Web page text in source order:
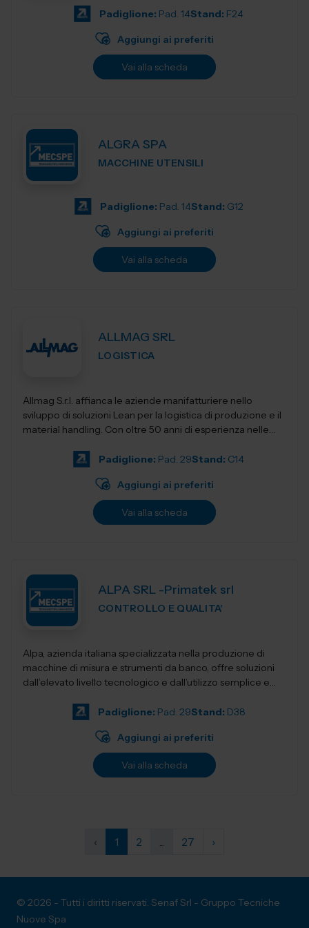
Padiglione: Pad. 14Stand: F24
Aggiungi ai preferiti
Vai alla scheda
ALGRA SPA
MACCHINE UTENSILI
Padiglione: Pad. 14Stand: G12
Aggiungi ai preferiti
Vai alla scheda
ALLMAG SRL
LOGISTICA
Allmag S.r.l. affianca le aziende manifatturiere nello
sviluppo di soluzioni Lean per la logistica di produzione e il
material handling. Con oltre 50 anni di esperienza nelle
Padiglione: Pad. 29Stand: C14
Aggiungi ai preferiti
Vai alla scheda
ALPA SRL -Primatek srl
CONTROLLO E QUALITA'
Alpa, azienda italiana specializzata nella produzione di
macchine di misura e strumenti da banco, offre soluzioni
dall’elevato livello tecnologico e dall’utilizzo semplice e
Padiglione: Pad. 29Stand: D38
Aggiungi ai preferiti
Vai alla scheda
‹ 1 2 ... 27 ›
© 2026 - Tutti i diritti riservati. Senaf Srl - Gruppo Tecniche
Nuove Spa